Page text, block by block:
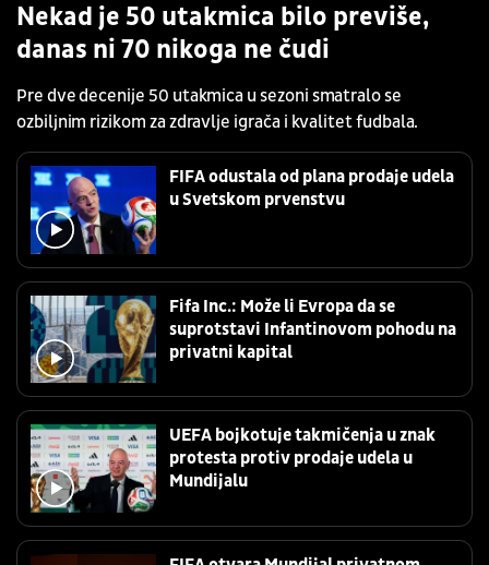
Nekad je 50 utakmica bilo previše,
danas ni 70 nikoga ne čudi
Pre dve decenije 50 utakmica u sezoni smatralo se
ozbiljnim rizikom za zdravlje igrača i kvalitet fudbala.
FIFA odustala od plana prodaje udela
u Svetskom prvenstvu
Fifa Inc.: Može li Evropa da se
suprotstavi Infantinovom pohodu na
privatni kapital
UEFA bojkotuje takmičenja u znak
protesta protiv prodaje udela u
Mundijalu